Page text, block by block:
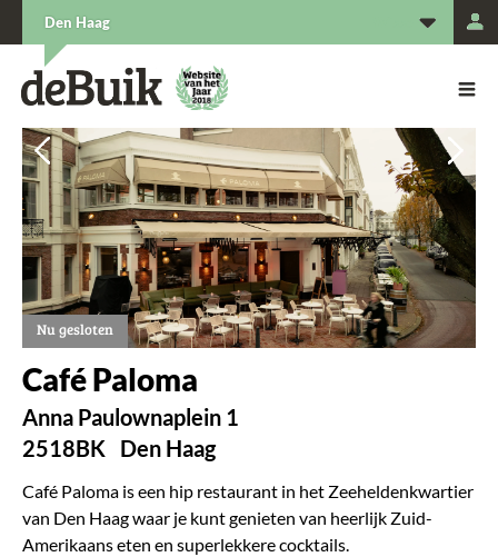
Nu gesloten
Café Paloma
Anna Paulownaplein 1
2518BK Den Haag
Café Paloma is een hip restaurant in het Zeeheldenkwartier
van Den Haag waar je kunt genieten van heerlijk Zuid-
Amerikaans eten en superlekkere cocktails.
Den Haag
De Buik van {city: city}
De Buik